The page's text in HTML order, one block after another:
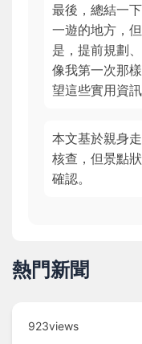
最後，總結一
一遊的地方，
是，提前規劃
像我第一次那
望這些實用資
本文基於親身
核查，但景點
確認。
熱門新聞
923views